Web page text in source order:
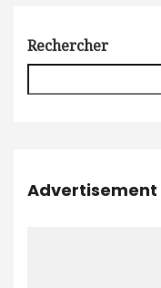
Rechercher
Advertisement